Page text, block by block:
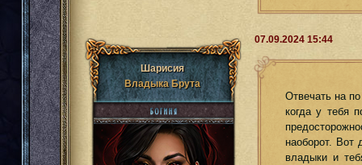
07.09.2024 15:44
Шарисия
Владыка Брута
Отвечать на
когда у тебя
наоборот. Вот
владыки и